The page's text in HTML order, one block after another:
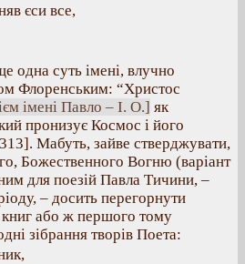
єси все,
одна суть імені, влучно
Флоренським: “Христос
імені Павло – І. О.] як
пронизує Космос і його
Мабуть, зайве стверджувати,
Божественного Вогню (варіант
для поезій Павла Тичини, –
– досить перегорнути
або ж першого тому
зібрання творів Поета: